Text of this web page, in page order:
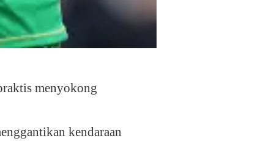
menyokong
kendaraan